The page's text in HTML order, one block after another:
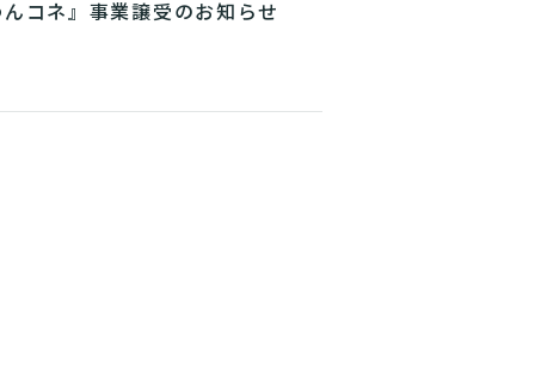
コネ』事業譲受のお知らせ